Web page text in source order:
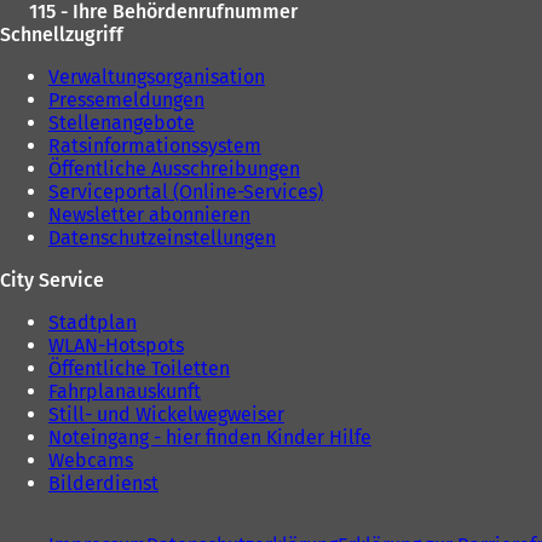
115 - Ihre Behördenrufnummer
Schnellzugriff
Verwaltungsorganisation
Pressemeldungen
Stellenangebote
Ratsinformationssystem
Öffentliche Ausschreibungen
Serviceportal (Online-Services)
Newsletter abonnieren
Datenschutzeinstellungen
City Service
Stadtplan
WLAN-Hotspots
Öffentliche Toiletten
Fahrplanauskunft
Still- und Wickelwegweiser
Noteingang - hier finden Kinder Hilfe
Webcams
Bilderdienst